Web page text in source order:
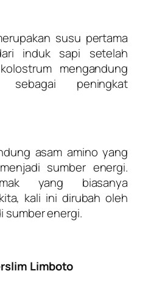
susu pertama
induk sapi setelah
mengandung
sebagai peningkat
asam amino yang
sumber energi.
yang biasanya
kali ini dirubah oleh
sumber energi.
Limboto